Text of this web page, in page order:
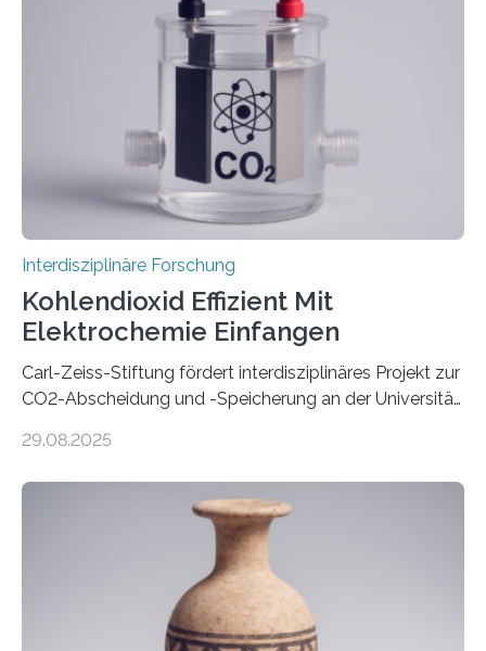
Roboter-Teams eigentlich währenddessen? Und vor
allem wie? „Uns interessiert, ob Menschen im Team mit
dem Roboter anders sprechen als im Team mit
anderen Menschen“, so die Sprachwissenschaftlerin
Prof. Dr. Christina Sanchez-Stockhammer von der
Technischen Universität…
Interdisziplinäre Forschung
Kohlendioxid Effizient Mit
Elektrochemie Einfangen
Carl-Zeiss-Stiftung fördert interdisziplinäres Projekt zur
CO2-Abscheidung und -Speicherung an der Universität
von CO2-Emissionen gilt als wichtige Maßnahme zur
Erdatmosphäre, sondern auch das Fangen und
Speichern des Treibhausgases aus der Luft.
Dementsprechend hat auch die aktuelle
Bundesregierung in ihrem Koalitionsvertrag die
Entwicklung von CO2-Abscheidungs- und
Speicherungstechnologien als Ziel ausgegeben.
29.08.2025